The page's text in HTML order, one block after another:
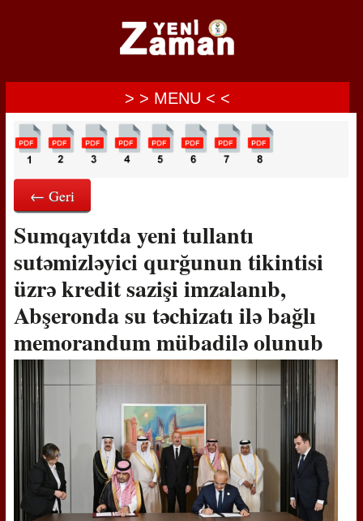
> > MENU < <
← Geri
Sumqayıtda yeni tullantı
sutəmizləyici qurğunun tikintisi
üzrə kredit sazişi imzalanıb,
Abşeronda su təchizatı ilə bağlı
memorandum mübadilə olunub